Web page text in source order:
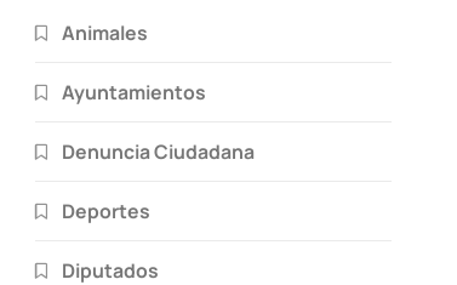
Animales
Ayuntamientos
Denuncia Ciudadana
Deportes
Diputados